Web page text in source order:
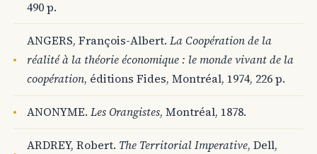
490 p.
ANGERS, François-Albert.La Coopération de la
réalité à la théorie économique : le monde vivant de la
coopération, éditions Fides, Montréal, 1974, 226 p.
ANONYME.Les Orangistes, Montréal, 1878.
ARDREY, Robert. The Territorial Imperative, Dell,